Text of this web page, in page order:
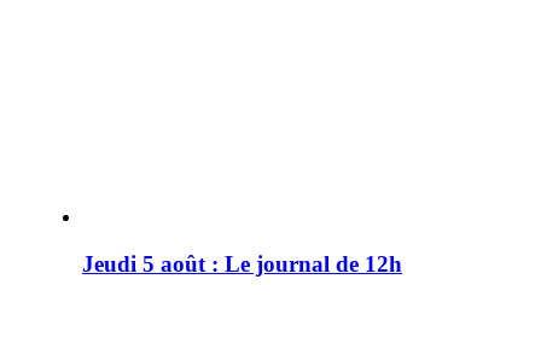
Jeudi 5 août : Le journal de 12h